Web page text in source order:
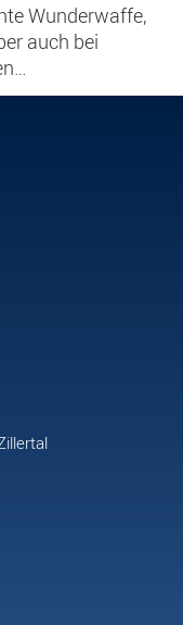
Wunderwaffe,
auch bei